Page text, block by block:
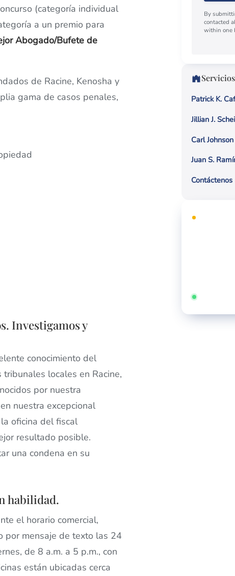
(categoría individual
a un premio para
Abogado/Bufete de
de Racine, Kenosha y
gama de casos penales,
Investigamos y
conocimiento del
locales en Racine,
por nuestra
nuestra excepcional
oficina del fiscal
resultado posible.
una condena en su
habilidad.
el horario comercial,
por mensaje de texto las 24
de 8 a.m. a 5 p.m., con
están ubicadas cerca
By
contacted
within one
CONSULTA
Disponible
Patrick K.
Jillian J.
Carl Johnson
Juan S.
Contáctenos